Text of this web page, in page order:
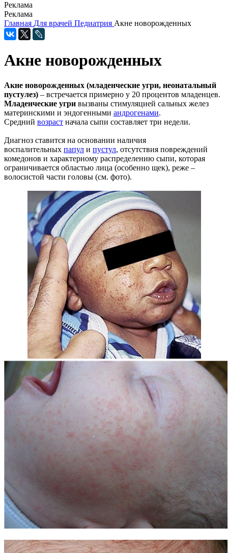
Реклама
Реклама
Главная Для врачей Педиатрия Акне новорожденных
Акне новорожденных
Акне новорожденных (младенческие угри, неонатальный
пустулез) – встречается примерно у 20 процентов младенцев.
Младенческие угри вызваны стимуляцией сальных желез
материнскими и эндогенными андрогенами.
Средний возраст начала сыпи составляет три недели.
Диагноз ставится на основании наличия
воспалительных папул и пустул, отсутствия повреждений
комедонов и характерному распределению сыпи, которая
ограничивается областью лица (особенно щек), реже –
волосистой части головы (см. фото).